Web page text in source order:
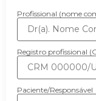
Profissional (nome
Registro profissional
Paciente/Responsável